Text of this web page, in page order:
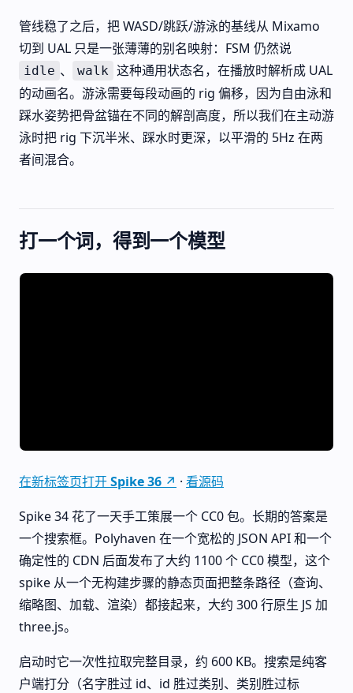
管线稳了之后，把 WASD/跳跃/游泳的基线从 Mixamo
切到 UAL 只是一张薄薄的别名映射：FSM 仍然说
idle 、 walk 这种通用状态名，在播放时解析成 UAL
的动画名。游泳需要每段动画的 rig 偏移，因为自由泳和
踩水姿势把骨盆锚在不同的解剖高度，所以我们在主动游
泳时把 rig 下沉半米、踩水时更深，以平滑的 5Hz 在两
者间混合。
打一个词，得到一个模型
在新标签页打开 Spike 36 ↗ · 看源码
Spike 34 花了一天手工策展一个 CC0 包。长期的答案是
一个搜索框。Polyhaven 在一个宽松的 JSON API 和一个
确定性的 CDN 后面发布了大约 1100 个 CC0 模型，这个
spike 从一个无构建步骤的静态页面把整条路径（查询、
缩略图、加载、渲染）都接起来，大约 300 行原生 JS 加
three.js。
启动时它一次性拉取完整目录，约 600 KB。搜索是纯客
户端打分（名字胜过 id、id 胜过类别、类别胜过标